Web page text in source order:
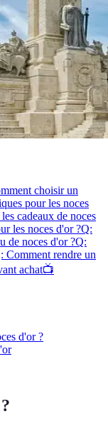
choisir un
pour les noces
cadeaux de noces
les noces d'or ?Q:
de noces d'or ?Q:
Comment rendre un
achat📺
d'or ?